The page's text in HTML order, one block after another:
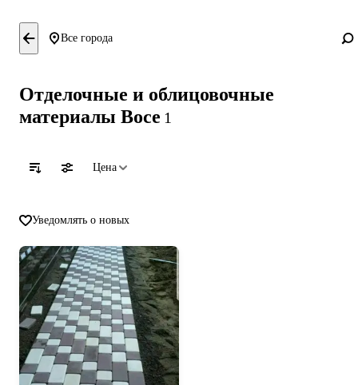
Все города
Отделочные и облицовочные
материалы Восе 1
Цена
Уведомлять о новых